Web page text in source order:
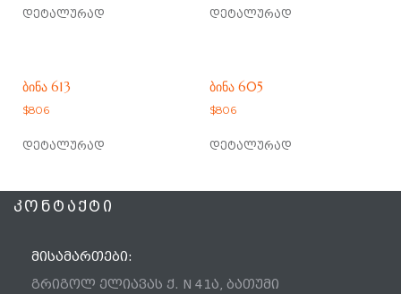
დეტალურად დეტალურად
ᲑᲘᲜᲐ 613
$806
დეტალურად
ᲑᲘᲜᲐ 605
$806
დეტალურად
ᲙᲝᲜᲢᲐᲥᲢᲘ
ᲛᲘᲡᲐᲛᲐᲠᲗᲔᲑᲘ:
გრიგოლ ელიავას ქ. N 41ა, ბათუმი